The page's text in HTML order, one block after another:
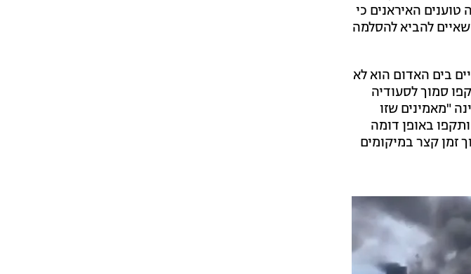
האיראנים כי
להביא להסלמה
בים האדום הוא לא
סמוך לסעודיה
"מאמינים שזו
באופן דומה
זמן קצר במיקומים